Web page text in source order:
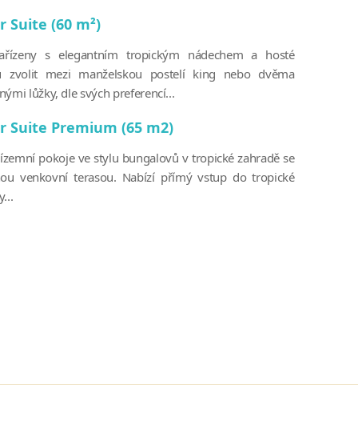
Suite (60 m²)
s elegantním tropickým nádechem a hosté
zvolit mezi manželskou postelí king nebo dvěma
lůžky, dle svých preferencí...
Suite Premium (65 m2)
pokoje ve stylu bungalovů v tropické zahradě se
venkovní terasou. Nabízí přímý vstup do tropické